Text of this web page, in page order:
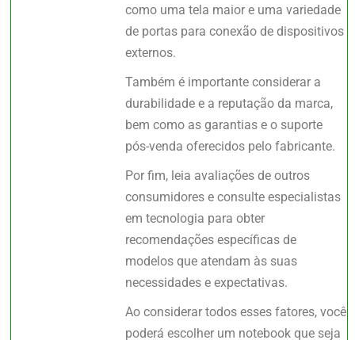
como uma tela maior e uma variedade
de portas para conexão de dispositivos
externos.
Também é importante considerar a
durabilidade e a reputação da marca,
bem como as garantias e o suporte
pós-venda oferecidos pelo fabricante.
Por fim, leia avaliações de outros
consumidores e consulte especialistas
em tecnologia para obter
recomendações específicas de
modelos que atendam às suas
necessidades e expectativas.
Ao considerar todos esses fatores, você
poderá escolher um notebook que seja